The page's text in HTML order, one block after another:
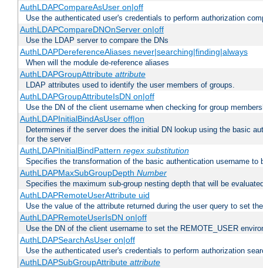
AuthLDAPCompareAsUser on|off
Use the authenticated user's credentials to perform authorization
AuthLDAPCompareDNOnServer on|off
Use the LDAP server to compare the DNs
AuthLDAPDereferenceAliases never|searching|finding|always
When will the module de-reference aliases
AuthLDAPGroupAttribute attribute
LDAP attributes used to identify the user members of groups.
AuthLDAPGroupAttributeIsDN on|off
Use the DN of the client username when checking for group
AuthLDAPInitialBindAsUser off|on
Determines if the server does the initial DN lookup using the basic
for the server
AuthLDAPInitialBindPattern regex substitution
Specifies the transformation of the basic authentication username
AuthLDAPMaxSubGroupDepth Number
Specifies the maximum sub-group nesting depth that will be
AuthLDAPRemoteUserAttribute uid
Use the value of the attribute returned during the user query to set
AuthLDAPRemoteUserIsDN on|off
Use the DN of the client username to set the REMOTE_USER
AuthLDAPSearchAsUser on|off
Use the authenticated user's credentials to perform authorization
AuthLDAPSubGroupAttribute attribute